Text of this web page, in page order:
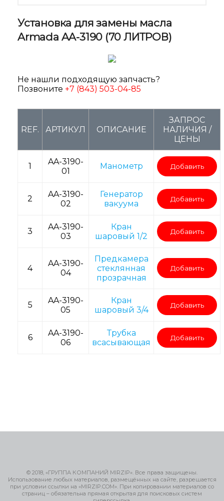
Установка для замены масла
Armada AA-3190 (70 ЛИТРОВ)
Не нашли подходящую запчасть?
Позвоните +7 (843) 503-04-85
REF. АРТИКУЛ ОПИСАНИЕ
ЗАПРОС
НАЛИЧИЯ /
ЦЕНЫ
1
AA-3190-
01
Манометр Добавить
2
AA-3190-
02
Генератор
вакуума
Добавить
3
AA-3190-
03
Кран
шаровый 1/2
Добавить
4
AA-3190-
04
Предкамера
стеклянная
прозрачная
Добавить
5
AA-3190-
05
Кран
шаровый 3/4
Добавить
6
AA-3190-
06
Трубка
всасывающая
Добавить
© 2018, «ГРУППА КОМПАНИЙ MIRZIP». Все права защищены.
Использование любых материалов, размещённых на сайте, разрешается
при условии ссылки на «MIRZIP.COM». При копировании материалов со
страниц – обязательна прямая открытая для поисковых систем